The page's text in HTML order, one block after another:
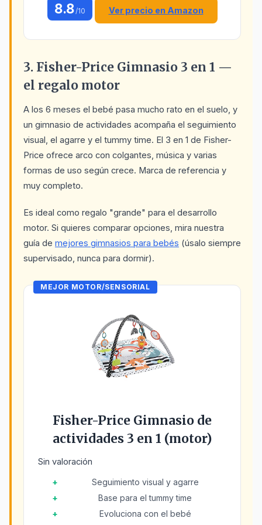
8.8/10 Ver precio en Amazon
3. Fisher-Price Gimnasio 3 en 1 —
el regalo motor
A los 6 meses el bebé pasa mucho rato en el suelo, y
un gimnasio de actividades acompaña el seguimiento
visual, el agarre y el tummy time. El 3 en 1 de Fisher-
Price ofrece arco con colgantes, música y varias
formas de uso según crece. Marca de referencia y
muy completo.
Es ideal como regalo "grande" para el desarrollo
motor. Si quieres comparar opciones, mira nuestra
guía de mejores gimnasios para bebés (úsalo siempre
supervisado, nunca para dormir).
MEJOR MOTOR/SENSORIAL
Fisher-Price Gimnasio de
actividades 3 en 1 (motor)
Sin valoración
Seguimiento visual y agarre
Base para el tummy time
Evoluciona con el bebé